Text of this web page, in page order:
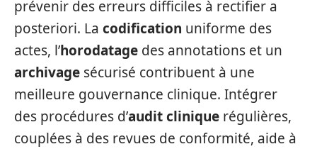
prévenir des erreurs difficiles à rectifier a
posteriori. La codification uniforme des
actes, l’horodatage des annotations et un
archivage sécurisé contribuent à une
meilleure gouvernance clinique. Intégrer
des procédures d’audit clinique régulières,
couplées à des revues de conformité, aide à